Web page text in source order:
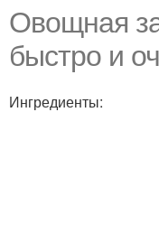
Овощная
быстро и
Ингредиенты: